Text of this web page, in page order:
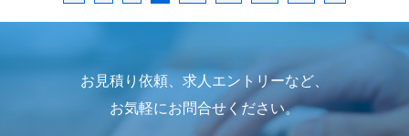
お見積り依頼、求人エントリーなど、
お気軽にお問合せください。